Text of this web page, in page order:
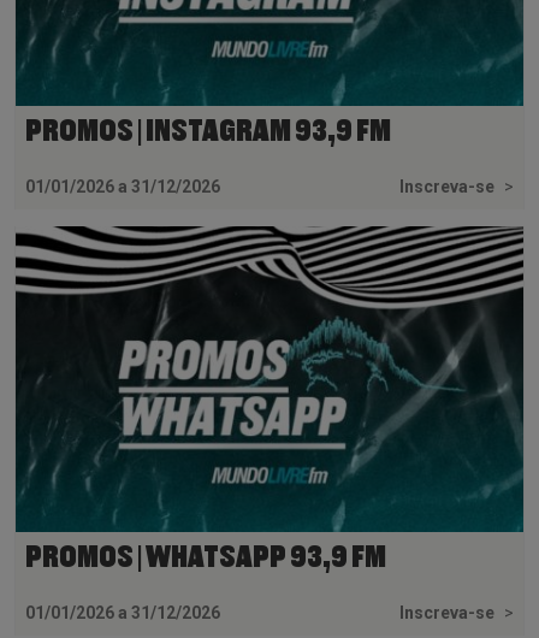
PROMOS | INSTAGRAM 93,9 FM
01/01/2026 a 31/12/2026 Inscreva-se >
PROMOS | WHATSAPP 93,9 FM
01/01/2026 a 31/12/2026 Inscreva-se >